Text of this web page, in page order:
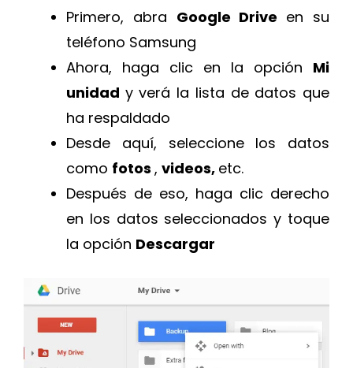
Primero, abra Google Drive en su
teléfono Samsung
Ahora, haga clic en la opción Mi
unidad y verá la lista de datos que
ha respaldado
Desde aquí, seleccione los datos
como fotos , videos, etc.
Después de eso, haga clic derecho
en los datos seleccionados y toque
la opción Descargar